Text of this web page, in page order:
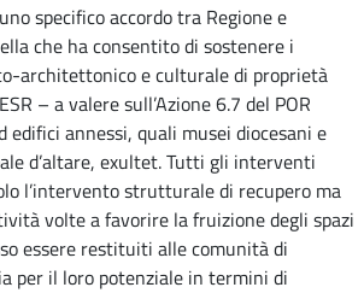
specifico accordo tra Regione e
che ha consentito di sostenere i
architettonico e culturale di proprietà
– a valere sull’Azione 6.7 del POR
annessi, quali musei diocesani e
d’altare, exultet. Tutti gli interventi
l’intervento strutturale di recupero ma
volte a favorire la fruizione degli spazi
essere restituiti alle comunità di
per il loro potenziale in termini di